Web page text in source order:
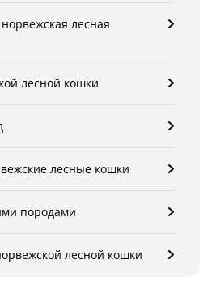
лесная
лесной кошки
лесные кошки
породами
лесной кошки